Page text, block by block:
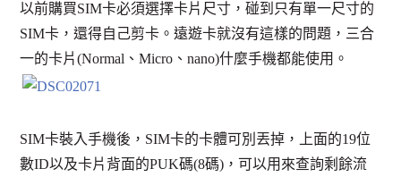
以前購買SIM卡必須選擇卡片尺寸，碰到只有單一尺寸的
SIM卡，還得自己剪卡。遠遊卡就沒有這樣的問題，三合
一的卡片(Normal、Micro、nano)什麼手機都能使用。
SIM卡裝入手機後，SIM卡的卡體可別丟掉，上面的19位
數ID以及卡片背面的PUK碼(8碼)，可以用來查詢剩餘流